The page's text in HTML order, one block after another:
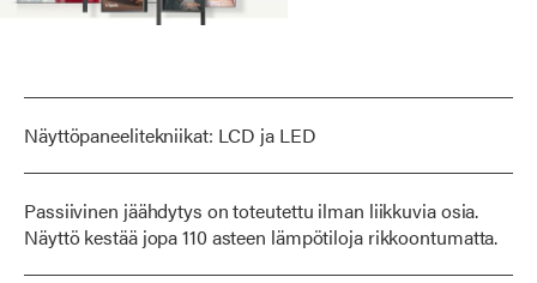
Näyttöpaneelitekniikat: LCD ja LED
Passiivinen jäähdytys on toteutettu ilman liikkuvia osia.
Näyttö kestää jopa 110 asteen lämpötiloja rikkoontumatta.